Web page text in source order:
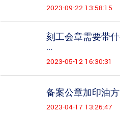
2023-09-22 13:58:15
刻工会章需要带
...
2023-05-12 16:30:31
备案公章加印油
2023-04-17 13:26:47